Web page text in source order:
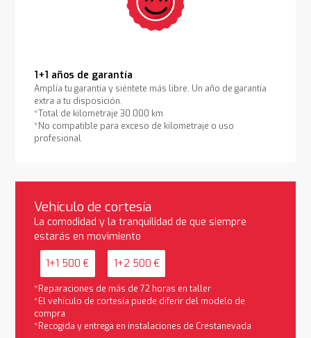
1+1 años de garantía
Amplía tu garantía y siéntete más libre. Un año de garantía
extra a tu disposición.
*Total de kilometraje 30.000 km
*No compatible para exceso de kilometraje o uso
profesional
Vehículo de cortesía
La comodidad y la tranquilidad de que siempre
estarás en movimiento
1+1 500 € 1+2 500 €
*Reparaciones de más de 72 horas en taller
*El vehículo de cortesía puede diferir del modelo de
compra
*Recogida y entrega en instalaciones de Crestanevada